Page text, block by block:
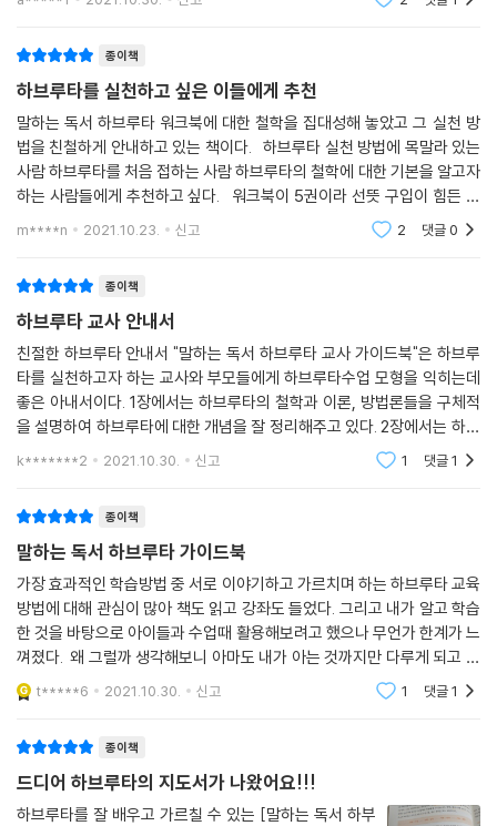
종이책
하브루타를 실천하고 싶은 이들에게 추천
말하는 독서 하브루타 워크북에 대한 철학을 집대성해 놓았고 그 실천 방
법을 친철하게 안내하고 있는 책이다. 하브루타 실천 방법에 목말라 있는
사람 하브루타를 처음 접하는 사람 하브루타의 철학에 대한 기본을 알고자
하는 사람들에게 추천하고 싶다. 워크북이 5권이라 선뜻 구입이 힘든 사
람은 이 책을 먼저 구입해서 읽어보는 것도 좋을 것 같다 저자의 하브루타
m****n 2021.10.23. 신고 2 댓글0
종이책
하브루타 교사 안내서
친절한 하브루타 안내서 "말하는 독서 하브루타 교사 가이드북"은 하브루
타를 실천하고자 하는 교사와 부모들에게 하브루타수업 모형을 익히는데
좋은 아내서이다. 1장에서는 하브루타의 철학과 이론, 방법론들을 구체적
을 설명하여 하브루타에 대한 개념을 잘 정리해주고 있다. 2장에서는 하브
루타 학습에 대한 구체적인 아내서 역할을 하여 과정 하나하나를 이해하고
k*******2 2021.10.30. 신고 1 댓글1
종이책
말하는 독서 하브루타 가이드북
가장 효과적인 학습방법 중 서로 이야기하고 가르치며 하는 하브루타 교육
방법에 대해 관심이 많아 책도 읽고 강좌도 들었다. 그리고 내가 알고 학습
한 것을 바탕으로 아이들과 수업때 활용해보려고 했으나 무언가 한계가 느
껴졌다. 왜 그럴까 생각해보니 아마도 내가 아는 것까지만 다루게 되고 아
이들의 질문과 대답에 대해 촉진하고 가이드 하는 방법에 있어 어려움이
있었음을
t*****6 2021.10.30. 신고 1 댓글1
종이책
드디어 하브루타의 지도서가 나왔어요!!!
하브루타를 잘 배우고 가르칠 수 있는 [말하는 독서 하부